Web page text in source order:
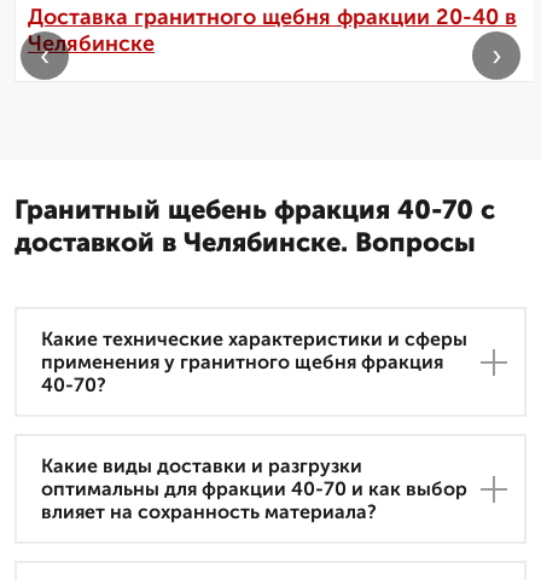
Доставка гранитного щебня фракции 20-40 в
Челябинске
‹ ›
Гранитный щебень фракция 40-70 с
доставкой в Челябинске. Вопросы
Какие технические характеристики и сферы
применения у гранитного щебня фракция
40-70?
Какие виды доставки и разгрузки
оптимальны для фракции 40-70 и как выбор
влияет на сохранность материала?